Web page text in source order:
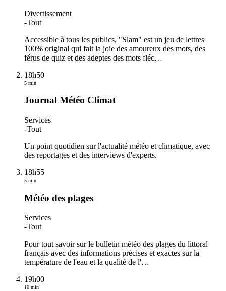
Divertissement
-Tout
Accessible à tous les publics, "Slam" est un jeu de lettres
100% original qui fait la joie des amoureux des mots, des
férus de quiz et des adeptes des mots fléc…
18h50
5 min
Journal Météo Climat
Services
-Tout
Un point quotidien sur l'actualité météo et climatique, avec
des reportages et des interviews d'experts.
18h55
5 min
Météo des plages
Services
-Tout
Pour tout savoir sur le bulletin météo des plages du littoral
français avec des informations précises et exactes sur la
température de l'eau et la qualité de l'…
19h00
10 min